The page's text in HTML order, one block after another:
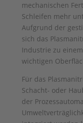
mechanischen
Schleifen mehr
Aufgrund der
sich das
Industrie zu
wichtigen
Für das
Schacht- oder
der